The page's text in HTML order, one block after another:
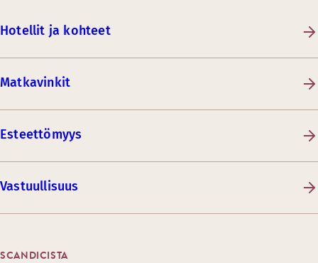
Hotellit ja kohteet
Matkavinkit
Esteettömyys
Vastuullisuus
SCANDICISTA